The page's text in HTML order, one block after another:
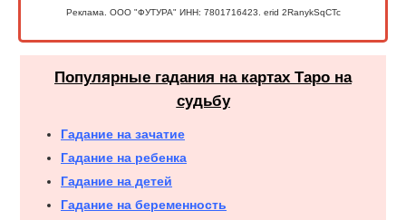
Реклама. ООО "ФУТУРА" ИНН: 7801716423. erid 2RanykSqCTc
Популярные гадания на картах Таро на
судьбу
Гадание на зачатие
Гадание на ребенка
Гадание на детей
Гадание на беременность